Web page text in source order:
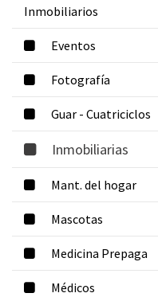
Inmobiliarios
Eventos
Fotografía
Guar - Cuatriciclos
Inmobiliarias
Mant. del hogar
Mascotas
Medicina Prepaga
Médicos